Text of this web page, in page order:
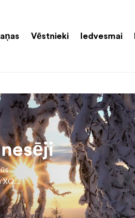
Vēstnieki Iedvesmai
XQD